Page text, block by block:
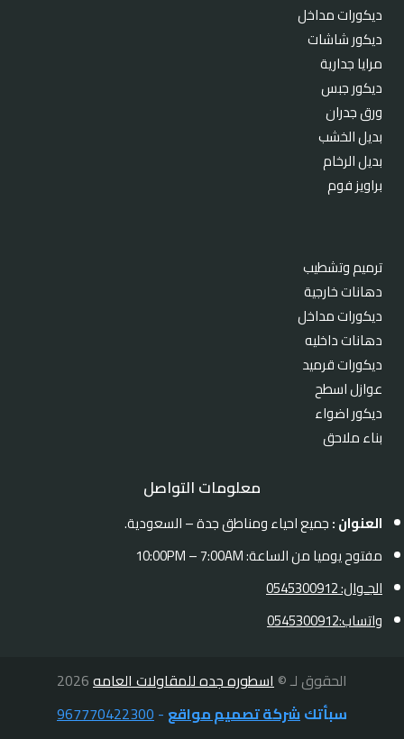
ديكورات مداخل
ديكور شاشات
مرايا جدارية
ديكور جبس
ورق جدران
بديل الخشب
بديل الرخام
براويز فوم
ترميم وتشطيب
دهانات خارجية
ديكورات مداخل
دهانات داخليه
ديكورات قرميد
عوازل اسطح
ديكور اضواء
بناء ملاحق
معلومات التواصل
العنوان :جميع احياء ومناطق جدة – السعودية.
مفتوح يوميا من الساعة: 10:00PM – 7:00AM
الجـوال: 0545300912
واتساب:0545300912
الحقوق لـ ©اسطوره جده للمقاولات العامه
سبأتكشركة تصميم مواقع -
967770422300